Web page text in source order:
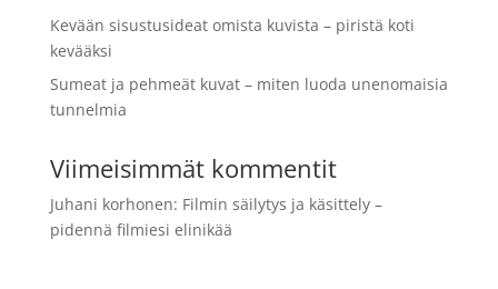
Kevään sisustusideat omista kuvista – piristä koti
kevääksi
Sumeat ja pehmeät kuvat – miten luoda unenomaisia
tunnelmia
Viimeisimmät kommentit
Juhani korhonen: Filmin säilytys ja käsittely –
pidennä filmiesi elinikää